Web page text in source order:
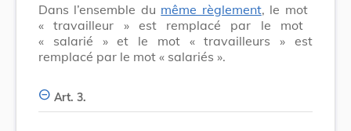
Dans l’ensemble du même règlement, le mot
« travailleur »est remplacé par le mot
« salarié »et le mot « travailleurs » est
remplacé par le mot « salariés ».
Art. 3.